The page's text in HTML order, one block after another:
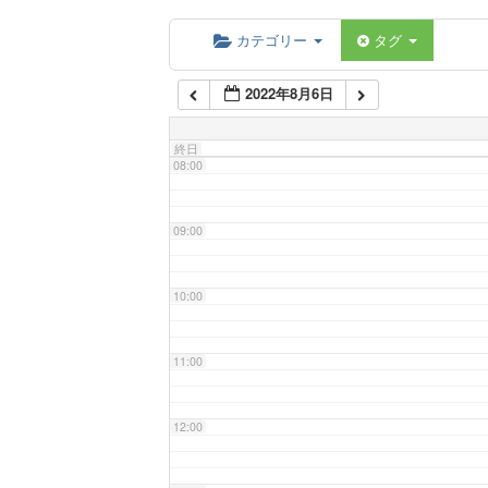
カテゴリー タグ
2022年8月6日
終日
07:00
08:00
09:00
10:00
11:00
12:00